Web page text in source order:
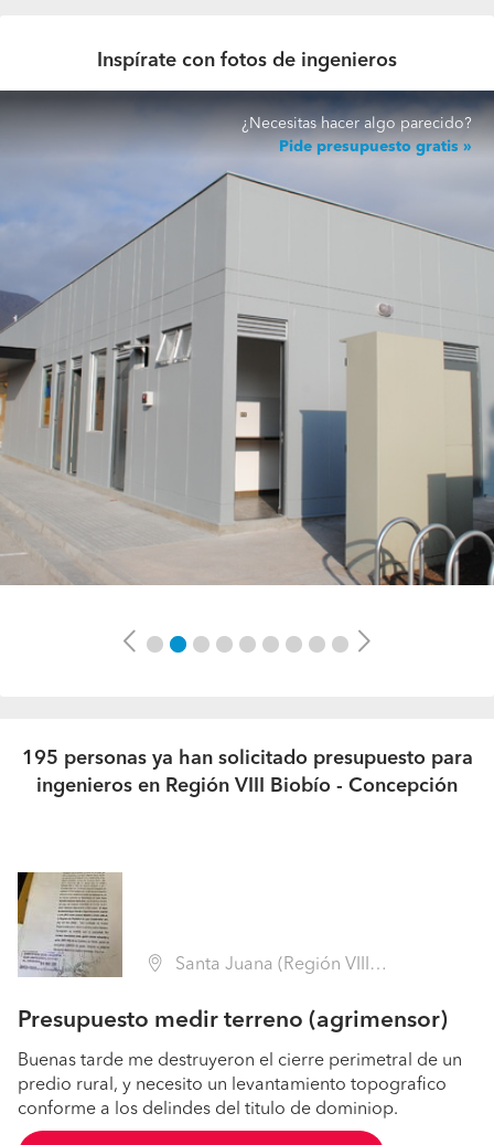
Inspírate con fotos de ingenieros
¿Necesitas hacer algo parecido?
Pide presupuesto gratis
Previous Next
195 personas ya han solicitado presupuesto para
ingenieros en Región VIII Biobío - Concepción
Santa Juana (Región VIII Biobío - Concepción)
Presupuesto medir terreno (agrimensor)
Buenas tarde me destruyeron el cierre perimetral de un
predio rural, y necesito un levantamiento topografico
conforme a los delindes del titulo de dominiop.